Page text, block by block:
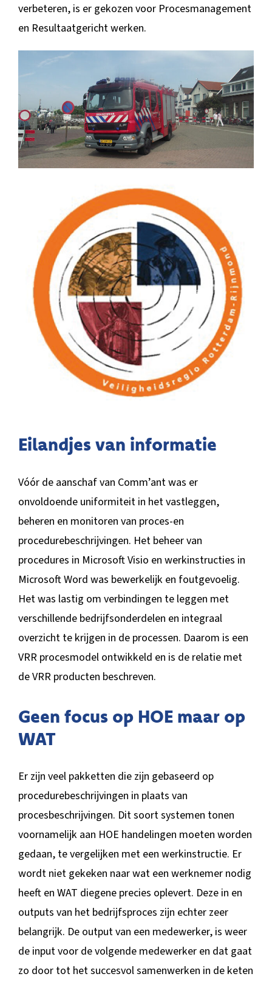
verbeteren, is er gekozen voor Procesmanagement
en Resultaatgericht werken.
Eilandjes van informatie
Vóór de aanschaf van Comm’ant was er
onvoldoende uniformiteit in het vastleggen,
beheren en monitoren van proces-en
procedurebeschrijvingen. Het beheer van
procedures in Microsoft Visio en werkinstructies in
Microsoft Word was bewerkelijk en foutgevoelig.
Het was lastig om verbindingen te leggen met
verschillende bedrijfsonderdelen en integraal
overzicht te krijgen in de processen. Daarom is een
VRR procesmodel ontwikkeld en is de relatie met
de VRR producten beschreven.
Geen focus op HOE maar op
WAT
Er zijn veel pakketten die zijn gebaseerd op
procedurebeschrijvingen in plaats van
procesbeschrijvingen. Dit soort systemen tonen
voornamelijk aan HOE handelingen moeten worden
gedaan, te vergelijken met een werkinstructie. Er
wordt niet gekeken naar wat een werknemer nodig
heeft en WAT diegene precies oplevert. Deze in en
outputs van het bedrijfsproces zijn echter zeer
belangrijk. De output van een medewerker, is weer
de input voor de volgende medewerker en dat gaat
zo door tot het succesvol samenwerken in de keten